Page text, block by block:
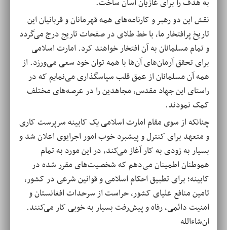
به هدف را برای غازیان آسان ساخت.
نقش این دو رهبر و کارنامه‌های همه قهرمانان و قربانیان این
تاریخ پرافتخار ما، با خط طلای در صفحات تاریج درج می‌گردد
و تمام مسلمانان به آن افتخار خواهند کرد. امارت اسلامی
برای تحقق آرمان‌های آن‌ها با همه توان خود سعی می‌ورزد. از
همه آن مسلمانان از عمق قلب سپاسگذاری می‌نمایم که در
راستای این جهاد مقدس، مجاهدین را در عرصه‌های مختلف
کمک نمودند.
چنانکه از سوی مقام امارت اسلامی یک کابینه سرپرست کاری
و متعهد برای کنترل و پیشبرد خوب امور اجرایوی اعلان شد و
بسیار به زودی به کار آغاز می‌کند، در این مورد به تمام
هموطنان اطمینان می‌دهم که شخصیت‌های مقرر شده در
کابینه؛ برای تطبیق احکام اسلامی و قوانین شرعی در کشور،
تامین منافع علیای کشور، حراست از سرحدات افغانستان و
امنیت دائمی، رفاه و پیش‌رفت بسیار به خوبی کار می‌کنند.
ان‌شاء‌الله